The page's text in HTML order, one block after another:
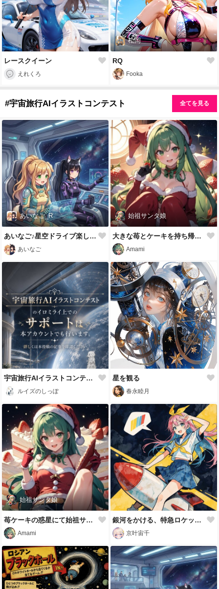
レースクイーン
えれくろ
松岡
RQ
Fooka
#宇宙旅行AIイラストコンテスト 全てを見る
あいなご_R
あいなご♪星空ドライブ楽しいね～♪🚀✨
あいなご
始祖サンタ娘
大きな苺とケーキを持ち帰り、宇宙船へ戻る始祖サンタ娘
Amami
宇宙旅行AIイラストコンテストについて
ルイズのしっぽ
星を観る
春永睦月
始祖サンタ娘
苺ケーキの惑星にて始祖サンタ娘
Amami
銀河をかける、特急ロケットガール！ 🚀
京叶宙千